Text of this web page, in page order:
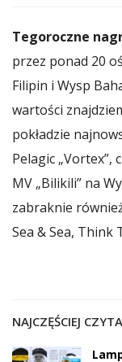
Tegoroczne
przez ponad 20
Filipin i Wysp
wartości
pokładzie
Pelagic „Vortex”,
MV „Bilikili” na
zabraknie
Sea & Sea, Think
NAJCZĘŚCIEJ